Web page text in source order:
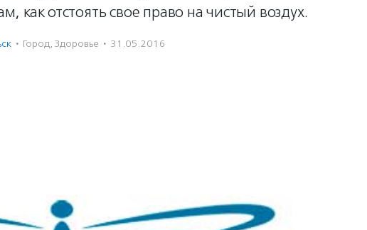
как отстоять свое право на чистый воздух.
· Город, Здоровье · 31.05.2016